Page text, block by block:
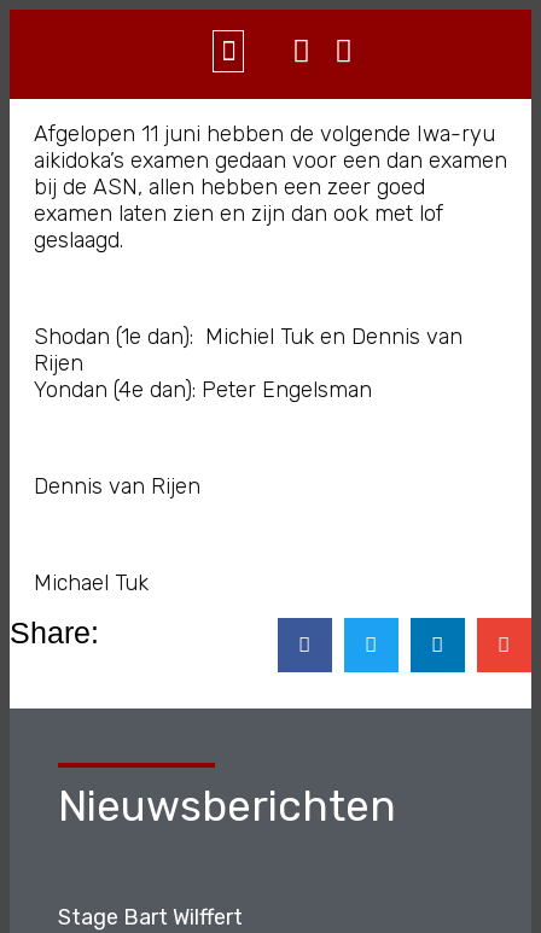
Afgelopen 11 juni hebben de volgende Iwa-ryu
aikidoka’s examen gedaan voor een dan examen
bij de ASN, allen hebben een zeer goed
examen laten zien en zijn dan ook met lof
geslaagd.
Shodan (1e dan): Michiel Tuk en Dennis van
Rijen
Yondan (4e dan): Peter Engelsman
Dennis van Rijen
Michael Tuk
Share:
Nieuwsberichten
Stage Bart Wilffert